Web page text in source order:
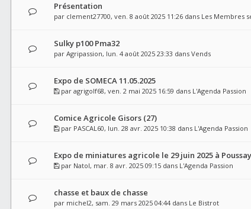
Présentation
par clement27700, ven. 8 août 2025 11:26 dans Les Membres
Sulky p100 Pma32
par Agripassion, lun. 4 août 2025 23:33 dans Vends
Expo de SOMECA 11.05.2025
par agrigolf68, ven. 2 mai 2025 16:59 dans L'Agenda Passion
Comice Agricole Gisors (27)
par PASCAL60, lun. 28 avr. 2025 10:38 dans L'Agenda Passion
Expo de miniatures agricole le 29 juin 2025 à
par Natol, mar. 8 avr. 2025 09:15 dans L'Agenda Passion
chasse et baux de chasse
par michel2, sam. 29 mars 2025 04:44 dans Le Bistrot